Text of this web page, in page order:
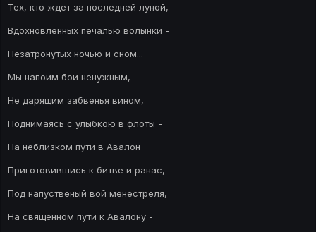
Тех, кто ждет за последней луной,
Вдохновленных печалью волынки -
Незатронутых ночью и сном...
Мы напоим бои ненужным,
Не дарящим забвенья вином,
Поднимаясь с улыбкою в флоты -
На неблизком пути в Авалон
Приготовившись к битве и ранас,
Под напуственый вой менестреля,
На священном пути к Авалону -